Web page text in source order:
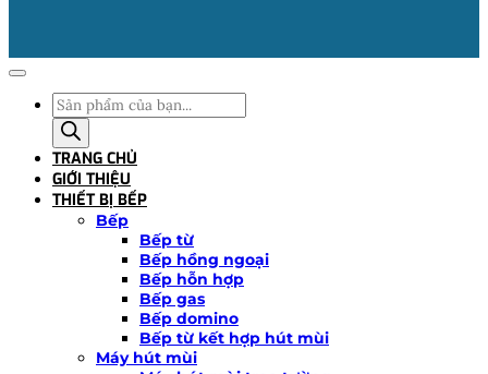
Tìm
kiếm
sản
phẩm
TRANG CHỦ
GIỚI THIỆU
THIẾT BỊ BẾP
Bếp
Bếp từ
Bếp hồng ngoại
Bếp hỗn hợp
Bếp gas
Bếp domino
Bếp từ kết hợp hút mùi
Máy hút mùi